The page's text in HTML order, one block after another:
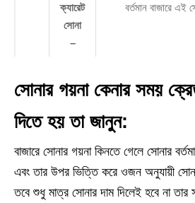
ক্যারেট
সোনা
–
বর্তমান বাজারে এই
সোনার গয়না কেনার সময়
দিতে হয় তা জানুন:
বাজারে সোনার গয়না কিনতে গেলে সোনার
এবং তার উপর ভিত্তি করে ওজন অনুযায়ী
তবে শুধু মাত্র সোনার দাম দিলেই হবে না তার